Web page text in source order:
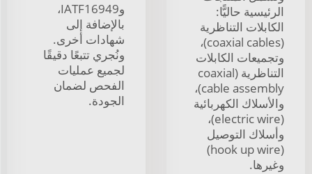
الرئيسية حاليًّا:
الكابلات التناظرية
(coaxial cables)،
وتجميعات الكابلات
التناظرية (coaxial
cable assembly)،
والأسلاك الكهربائية
(electric wire)،
وأسلاك التوصيل
(hook up wire)
وغيرها.
وIATF16949،
بالإضافة إلى
شهادات أخرى.
ونُجري تتبعًا دقيقًا
لجميع عمليات
الفحص لضمان
الجودة.